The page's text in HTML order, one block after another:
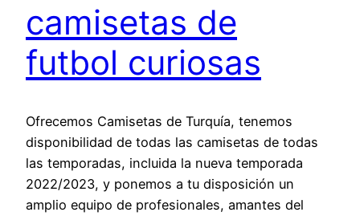
camisetas de
futbol curiosas
Ofrecemos Camisetas de Turquía, tenemos
disponibilidad de todas las camisetas de todas
las temporadas, incluida la nueva temporada
2022/2023, y ponemos a tu disposición un
amplio equipo de profesionales, amantes del